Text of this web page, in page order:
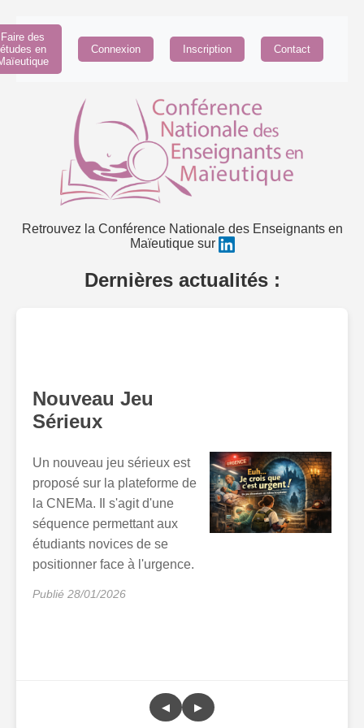
Faire des
études en
Connexion Inscription Contact
Retrouvez la Conférence Nationale des Enseignants en
Maïeutique sur
Dernières actualités :
Nouveau Jeu
Sérieux
Un nouveau jeu sérieux est
proposé sur la plateforme de
la CNEMa. Il s'agit d'une
séquence permettant aux
étudiants novices de se
positionner face à l'urgence.
Publié 28/01/2026
◀ ▶